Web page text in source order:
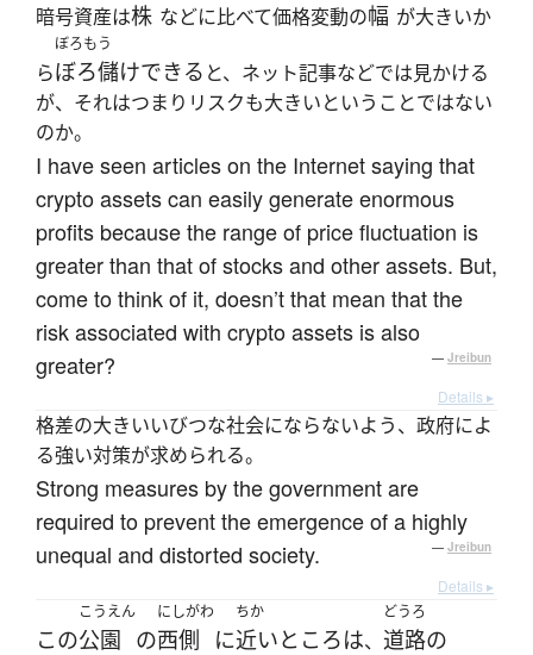
暗号資産は株 などに比べて価格変動の幅 が大きいか
ら
ぼろもう
ぼろ儲けできる と、ネット記事などでは見かける
が、それはつまりリスクも大きいということではない
のか。
I have seen articles on the Internet saying that
crypto assets can easily generate enormous
profits because the range of price fluctuation is
greater than that of stocks and other assets. But,
come to think of it, doesn’t that mean that the
risk associated with crypto assets is also
greater?
— Jreibun
Details ▸
格差の大きいいびつな社会にならないよう、政府によ
る強い対策が求められる。
Strong measures by the government are
required to prevent the emergence of a highly
unequal and distorted society.
— Jreibun
Details ▸
この
こうえん
公園 の
にしがわ
西側 に
ちか
近いところは、
どうろ
道路の